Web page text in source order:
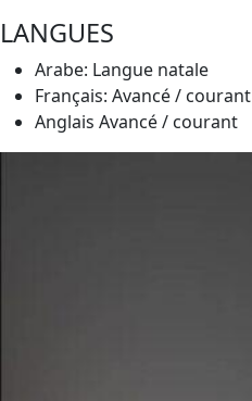
LANGUES
Arabe: Langue natale
Français: Avancé / courant
Anglais Avancé / courant